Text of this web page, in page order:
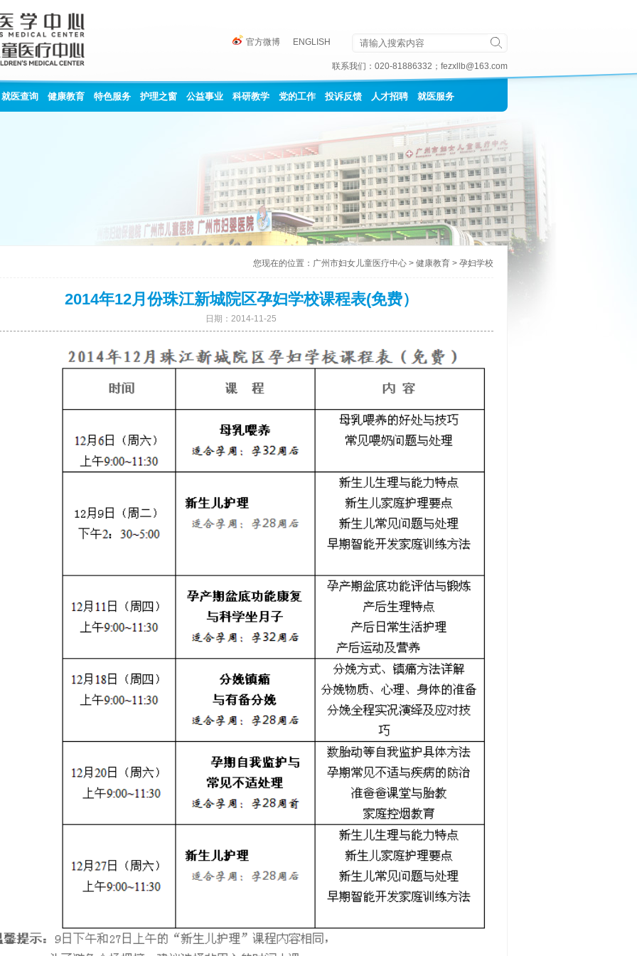
官方微博 ENGLISH
联系我们： 020-81886332 ； fezxllb@163.com
就医查询 健康教育 特色服务 护理之窗 公益事业 科研教学 党的工作 投诉反馈 人才招聘 就医服务
您现在的位置： 广州市妇女儿童医疗中心 > 健康教育 > 孕妇学校
2014年12月份珠江新城院区孕妇学校课程表(免费）
日期： 2014-11-25